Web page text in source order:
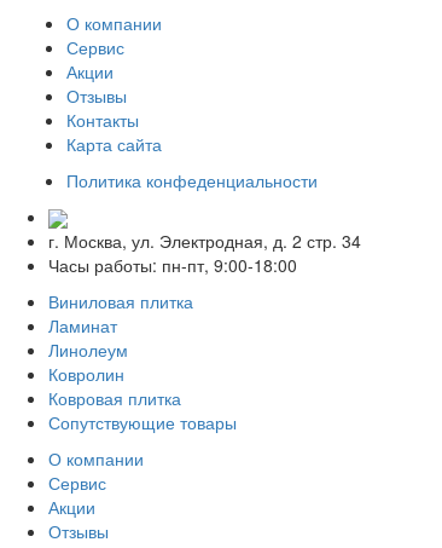
О компании
Сервис
Акции
Отзывы
Контакты
Карта сайта
Политика конфеденциальности
г. Москва, ул. Электродная, д. 2 стр. 34
Часы работы: пн-пт, 9:00-18:00
Виниловая плитка
Ламинат
Линолеум
Ковролин
Ковровая плитка
Сопутствующие товары
О компании
Сервис
Акции
Отзывы